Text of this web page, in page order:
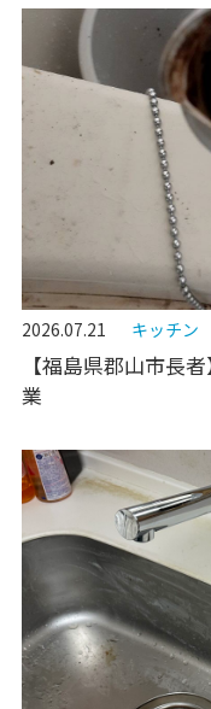
2026.07.21 キッチン
【福島県郡山市長
業